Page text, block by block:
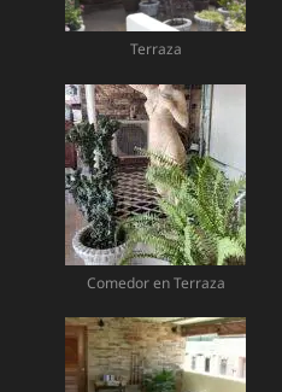
Terraza
Comedor en Terraza